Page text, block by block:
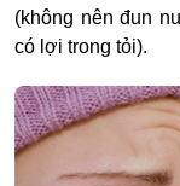
(không nên đun
có lợi trong tỏi).